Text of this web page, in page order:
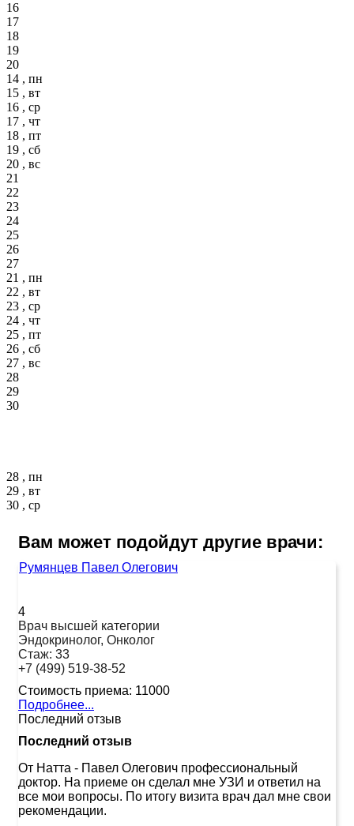
16
17
18
19
20
14 , пн
15 , вт
16 , ср
17 , чт
18 , пт
19 , сб
20 , вс
21
22
23
24
25
26
27
21 , пн
22 , вт
23 , ср
24 , чт
25 , пт
26 , сб
27 , вс
28
29
30
28 , пн
29 , вт
30 , ср
Вам может подойдут другие врачи:
Румянцев Павел Олегович
4
Врач высшей категории
Эндокринолог, Онколог
Стаж: 33
+7 (499) 519-38-52
Стоимость приема: 11000
Подробнее...
Последний отзыв
Последний отзыв
От Натта - Павел Олегович профессиональный
доктор. На приеме он сделал мне УЗИ и ответил на
все мои вопросы. По итогу визита врач дал мне свои
рекомендации.